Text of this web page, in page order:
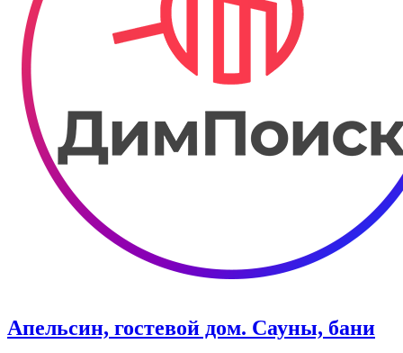
Апельсин, гостевой дом. Сауны, бани